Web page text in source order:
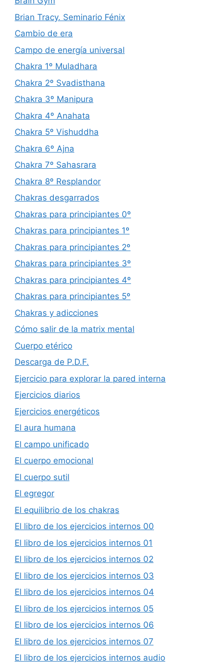
Brian Tracy. Seminario Fénix
Cambio de era
Campo de energía universal
Chakra 1º Muladhara
Chakra 2º Svadisthana
Chakra 3º Manipura
Chakra 4º Anahata
Chakra 5º Vishuddha
Chakra 6º Ajna
Chakra 7º Sahasrara
Chakra 8º Resplandor
Chakras desgarrados
Chakras para principiantes 0º
Chakras para principiantes 1º
Chakras para principiantes 2º
Chakras para principiantes 3º
Chakras para principiantes 4º
Chakras para principiantes 5º
Chakras y adicciones
Cómo salir de la matrix mental
Cuerpo etérico
Descarga de P.D.F.
Ejercicio para explorar la pared interna
Ejercicios diarios
Ejercicios energéticos
El aura humana
El campo unificado
El cuerpo emocional
El cuerpo sutil
El egregor
El equilibrio de los chakras
El libro de los ejercicios internos 00
El libro de los ejercicios internos 01
El libro de los ejercicios internos 02
El libro de los ejercicios internos 03
El libro de los ejercicios internos 04
El libro de los ejercicios internos 05
El libro de los ejercicios internos 06
El libro de los ejercicios internos 07
El libro de los ejercicios internos audio